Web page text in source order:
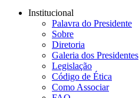
Institucional
Palavra do Presidente
Sobre
Diretoria
Galeria dos Presidentes
Legislação
Código de Ética
Como Associar